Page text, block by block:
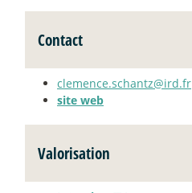
Contact
clemence.schantz@ird.fr
site web
Valorisation